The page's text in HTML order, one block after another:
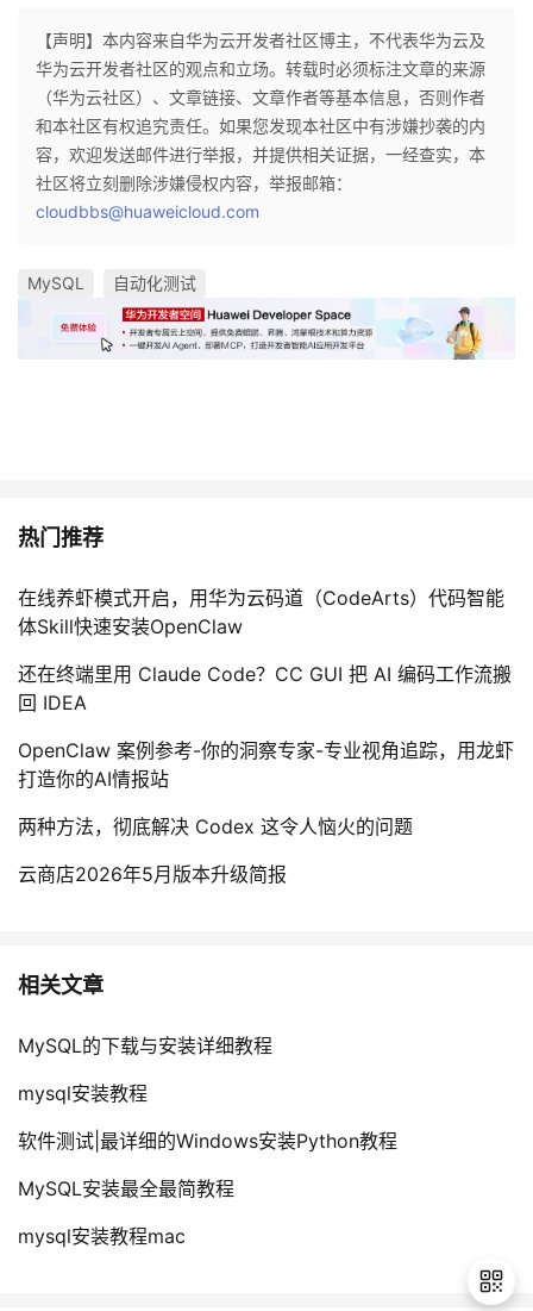
【声明】本内容来自华为云开发者社区博主，不代表华为云及
华为云开发者社区的观点和立场。转载时必须标注文章的来源
（华为云社区）、文章链接、文章作者等基本信息，否则作者
和本社区有权追究责任。如果您发现本社区中有涉嫌抄袭的内
容，欢迎发送邮件进行举报，并提供相关证据，一经查实，本
社区将立刻删除涉嫌侵权内容，举报邮箱：
cloudbbs@huaweicloud.com
MySQL 自动化测试
热门推荐
在线养虾模式开启，用华为云码道（CodeArts）代码智能
体Skill快速安装OpenClaw
还在终端里用 Claude Code？CC GUI 把 AI 编码工作流搬
回 IDEA
OpenClaw 案例参考-你的洞察专家-专业视角追踪，用龙虾
打造你的AI情报站
两种方法，彻底解决 Codex 这令人恼火的问题
云商店2026年5月版本升级简报
相关文章
MySQL的下载与安装详细教程
mysql安装教程
软件测试|最详细的Windows安装Python教程
MySQL安装最全最简教程
mysql安装教程mac